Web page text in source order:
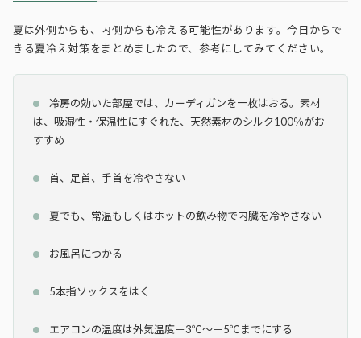
夏は外側からも、内側からも冷える可能性があります。今日からで
きる夏冷え対策をまとめましたので、参考にしてみてください。
冷房の効いた部屋では、カーディガンを一枚はおる。素材
は、吸湿性・保温性にすぐれた、天然素材のシルク100％がお
すすめ
首、足首、手首を冷やさない
夏でも、常温もしくはホットの飲み物で内臓を冷やさない
お風呂につかる
5本指ソックスをはく
エアコンの温度は外気温度－3℃～－5℃までにする